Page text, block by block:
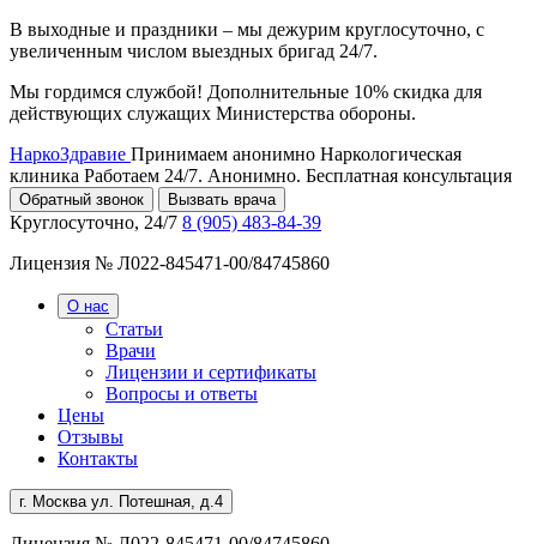
В выходные и праздники – мы дежурим круглосуточно, с
увеличенным числом выездных бригад 24/7.
Мы гордимся службой! Дополнительные 10% скидка для
действующих служащих Министерства обороны.
НаркоЗдравие Принимаем анонимно Наркологическая
клиника Работаем 24/7. Анонимно. Бесплатная консультация
Обратный звонок Вызвать врача
Круглосуточно, 24/7 8 (905) 483-84-39
Лицензия № Л022-845471-00/84745860
О нас
Статьи
Врачи
Лицензии и сертификаты
Вопросы и ответы
Цены
Отзывы
Контакты
г. Москва ул. Потешная, д.4